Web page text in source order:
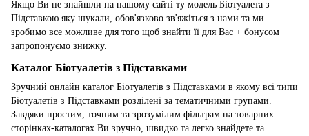
Якщо Ви не знайшли на нашому сайті ту модель Біотуалета з
Підставкою яку шукали, обов'язково зв'яжіться з нами та ми
зробимо все можливе для того щоб знайти її для Вас + бонусом
запропонуємо знижку.
Каталог Біотуалетів з Підставками
Зручний онлайн каталог Біотуалетів з Підставками в якому всі типи
Біотуалетів з Підставками розділені за тематичними групами.
Завдяки простим, точним та зрозумілим фільтрам на товарних
сторінках-каталогах Ви зручно, швидко та легко знайдете та